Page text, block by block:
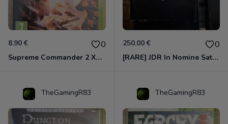
8.90 € 0
Supreme Commander 2 Xbox 360
250.00 € 0
[RARE] JDR In Nomine Satanis / Magna Veritas – 1ère Édition BOÎTE (DOS BLANC, 1989) - CROC / Siroz
TheGamingR83 TheGamingR83